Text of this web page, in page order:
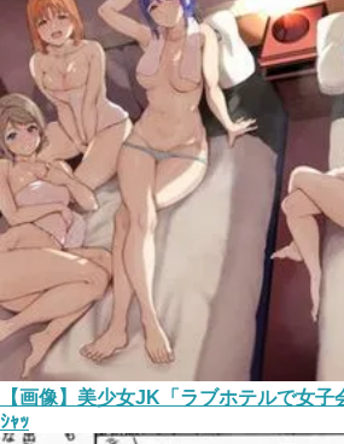
【画像】美少女JK「ラブホテルで女子
ｼｬｯ